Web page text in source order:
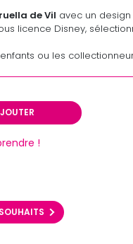
de Vil avec un
licence Disney,
ou les
!